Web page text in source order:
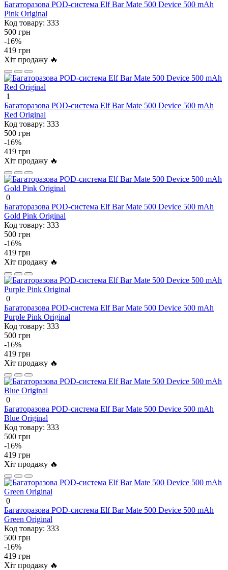
Багаторазова POD-система Elf Bar Mate 500 Device 500 mAh
Pink Original
Код товару: 333
500 грн
-16%
419 грн
Хіт продажу 🔥
1
Багаторазова POD-система Elf Bar Mate 500 Device 500 mAh
Red Original
Код товару: 333
500 грн
-16%
419 грн
Хіт продажу 🔥
0
Багаторазова POD-система Elf Bar Mate 500 Device 500 mAh
Gold Pink Original
Код товару: 333
500 грн
-16%
419 грн
Хіт продажу 🔥
0
Багаторазова POD-система Elf Bar Mate 500 Device 500 mAh
Purple Pink Original
Код товару: 333
500 грн
-16%
419 грн
Хіт продажу 🔥
0
Багаторазова POD-система Elf Bar Mate 500 Device 500 mAh
Blue Original
Код товару: 333
500 грн
-16%
419 грн
Хіт продажу 🔥
0
Багаторазова POD-система Elf Bar Mate 500 Device 500 mAh
Green Original
Код товару: 333
500 грн
-16%
419 грн
Хіт продажу 🔥